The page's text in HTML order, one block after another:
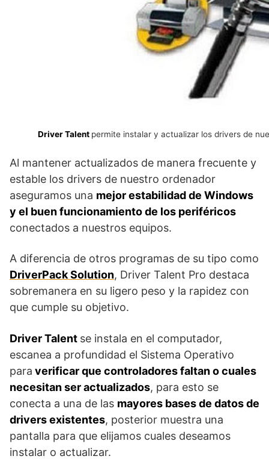
Driver Talent permite instalar y actualizar los drivers de
Al mantener actualizados de manera frecuente y
estable los drivers de nuestro ordenador
aseguramos una mejor estabilidad de Windows
y el buen funcionamiento de los periféricos
conectados a nuestros equipos.
A diferencia de otros programas de su tipo como
DriverPack Solution, Driver Talent Pro destaca
sobremanera en su ligero peso y la rapidez con
que cumple su objetivo.
Driver Talent se instala en el computador,
escanea a profundidad el Sistema Operativo
para verificar que controladores faltan o cuales
necesitan ser actualizados, para esto se
conecta a una de las mayores bases de datos de
drivers existentes, posterior muestra una
pantalla para que elijamos cuales deseamos
instalar o actualizar.